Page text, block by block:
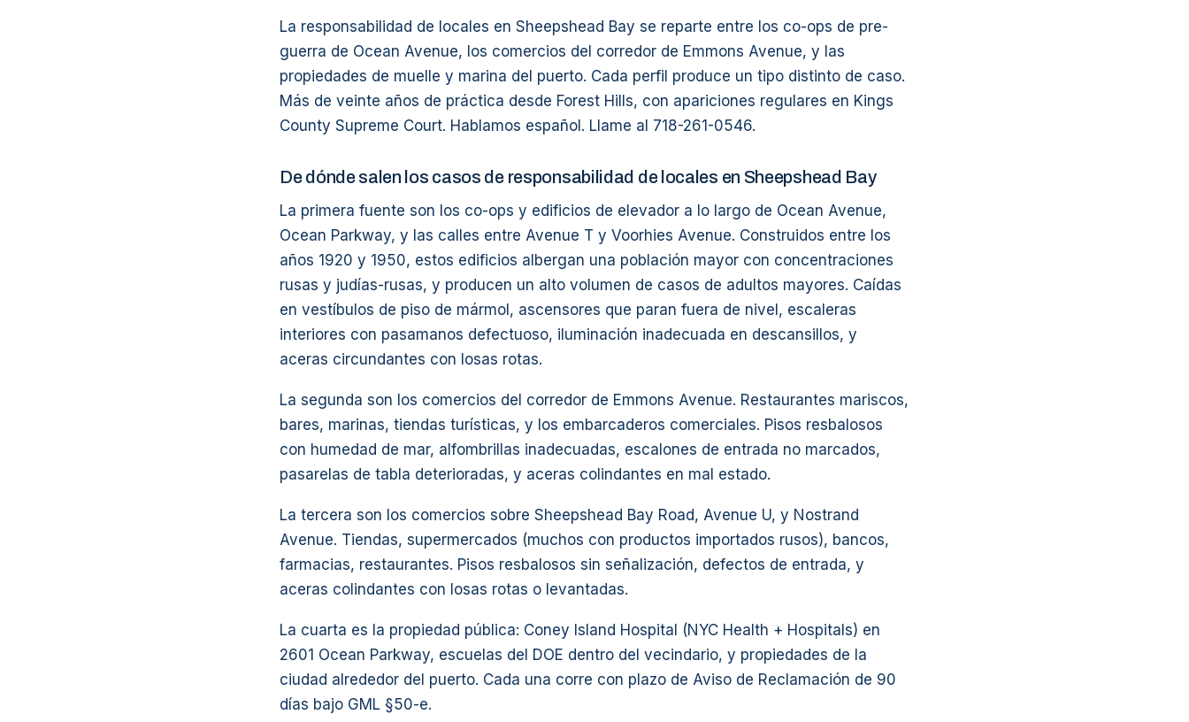
La responsabilidad de locales en Sheepshead Bay se reparte entre los co-ops de pre-
guerra de Ocean Avenue, los comercios del corredor de Emmons Avenue, y las
propiedades de muelle y marina del puerto. Cada perfil produce un tipo distinto de caso.
Más de veinte años de práctica desde Forest Hills, con apariciones regulares en Kings
County Supreme Court. Hablamos español. Llame al 718-261-0546.
De dónde salen los casos de responsabilidad de locales en Sheepshead Bay
La primera fuente son los co-ops y edificios de elevador a lo largo de Ocean Avenue,
Ocean Parkway, y las calles entre Avenue T y Voorhies Avenue. Construidos entre los
años 1920 y 1950, estos edificios albergan una población mayor con concentraciones
rusas y judías-rusas, y producen un alto volumen de casos de adultos mayores. Caídas
en vestíbulos de piso de mármol, ascensores que paran fuera de nivel, escaleras
interiores con pasamanos defectuoso, iluminación inadecuada en descansillos, y
aceras circundantes con losas rotas.
La segunda son los comercios del corredor de Emmons Avenue. Restaurantes mariscos,
bares, marinas, tiendas turísticas, y los embarcaderos comerciales. Pisos resbalosos
con humedad de mar, alfombrillas inadecuadas, escalones de entrada no marcados,
pasarelas de tabla deterioradas, y aceras colindantes en mal estado.
La tercera son los comercios sobre Sheepshead Bay Road, Avenue U, y Nostrand
Avenue. Tiendas, supermercados (muchos con productos importados rusos), bancos,
farmacias, restaurantes. Pisos resbalosos sin señalización, defectos de entrada, y
aceras colindantes con losas rotas o levantadas.
La cuarta es la propiedad pública: Coney Island Hospital (NYC Health + Hospitals) en
2601 Ocean Parkway, escuelas del DOE dentro del vecindario, y propiedades de la
ciudad alrededor del puerto. Cada una corre con plazo de Aviso de Reclamación de 90
días bajo GML §50-e.